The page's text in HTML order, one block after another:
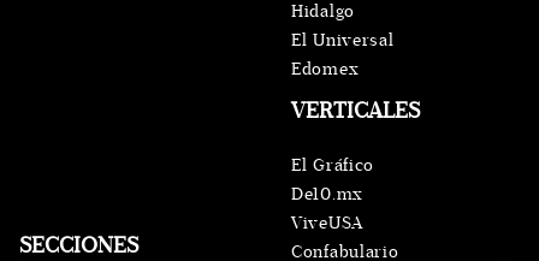
SECCIONES
VERTICALES
El Gráfico
De10.mx
ViveUSA
Confabulario
Hidalgo
El Universal
Edomex